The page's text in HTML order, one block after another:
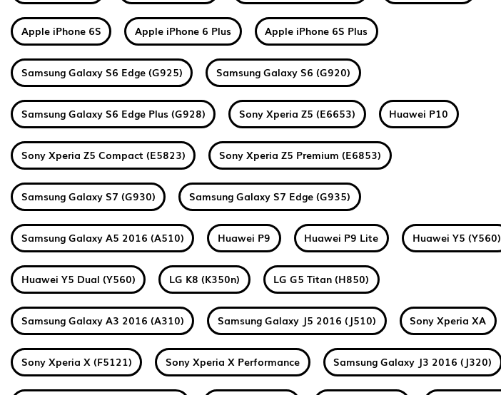
Apple iPhone 6S Apple iPhone 6 Plus Apple iPhone 6S Plus
Samsung Galaxy S6 Edge (G925) Samsung Galaxy S6 (G920)
Samsung Galaxy S6 Edge Plus (G928) Sony Xperia Z5 (E6653) Huawei P10
Sony Xperia Z5 Compact (E5823) Sony Xperia Z5 Premium (E6853)
Samsung Galaxy S7 (G930) Samsung Galaxy S7 Edge (G935)
Samsung Galaxy A5 2016 (A510) Huawei P9 Huawei P9 Lite Huawei Y5 (Y560)
Huawei Y5 Dual (Y560) LG K8 (K350n) LG G5 Titan (H850)
Samsung Galaxy A3 2016 (A310) Samsung Galaxy J5 2016 (J510) Sony Xperia XA
Sony Xperia X (F5121) Sony Xperia X Performance Samsung Galaxy J3 2016 (J320)